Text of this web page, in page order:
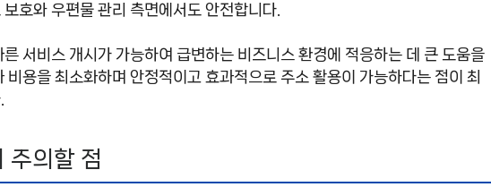
호와 우편물 관리 측면에서도 안전합니다.
른 서비스 개시가 가능하여 급변하는 비즈니스 환경에 적응하는 데 큰 도움을
비용을 최소화하며 안정적이고 효과적으로 주소 활용이 가능하다는 점이 최
주의할 점